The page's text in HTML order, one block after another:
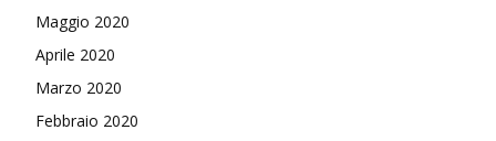
Maggio 2020
Aprile 2020
Marzo 2020
Febbraio 2020